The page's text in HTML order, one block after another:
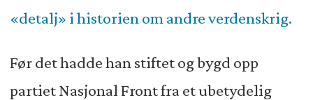
«detalj» i historien om andre verdenskrig.
Før det hadde han stiftet og bygd opp
partiet Nasjonal Front fra et ubetydelig